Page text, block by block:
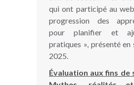
qui ont participé au
progression des
pour planifier et
pratiques », présenté
2025.
Évaluation aux fins de